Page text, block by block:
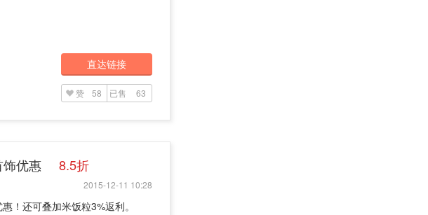
直达链接
赞 58 已售 63
优惠 8.5折
2015-12-11 10:28
惠！还可叠加米饭粒3%返利。